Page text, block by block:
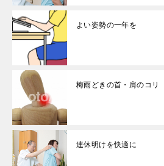
よい姿勢の一年を
梅雨どきの首・肩のコリ
連休明けを快適に